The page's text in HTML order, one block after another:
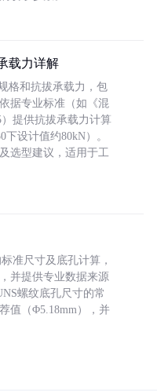
载力详解
格和抗拔承载力，包
据专业标准（如《混
提供抗拔承载力计算
设计值约80kN）。
选型建议，适用于工
准尺寸及底孔计算，
并提供专业数据来源
螺纹底孔尺寸的常
值（Φ5.18mm），并